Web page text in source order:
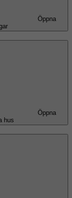
Öppna
Öppna
hus